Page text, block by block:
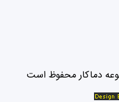
دماکار محفوظ است